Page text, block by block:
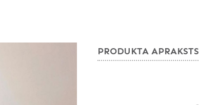
PRODUKTA APRAKSTS